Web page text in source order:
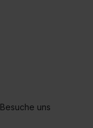
Besuche uns